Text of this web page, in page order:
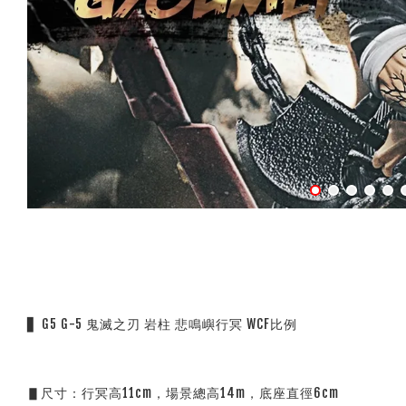
▋ G5 G-5 鬼滅之刃 岩柱 悲鳴嶼行冥 WCF比例
▋尺寸：行冥高11cm，場景總高14m，底座直徑6cm